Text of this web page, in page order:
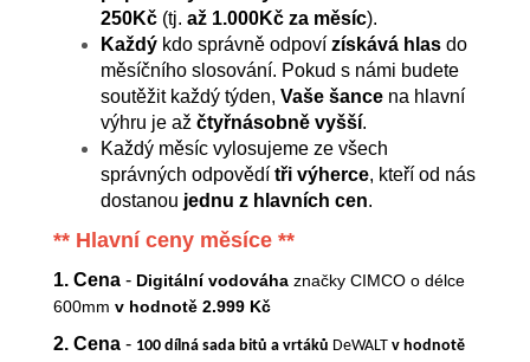
250Kč (tj. až 1.000Kč za měsíc).
Každý kdo správně odpoví získává hlas do
měsíčního slosování. Pokud s námi budete
soutěžit každý týden, Vaše šance na hlavní
výhru je až čtyřnásobně vyšší.
Každý měsíc vylosujeme ze všech
správných odpovědí tři výherce, kteří od nás
dostanou jednu z hlavních cen.
** Hlavní ceny měsíce **
1. Cena - Digitální vodováha značky CIMCO o délce
600mm v hodnotě 2.999 Kč
2. Cena - 100 dílná sada bitů a vrtáků DeWALT v hodnotě